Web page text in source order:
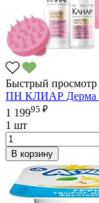
Быстрый просмотр
ПН КЛИАР Дерма
1 19995 ₽
1 шт
В корзину